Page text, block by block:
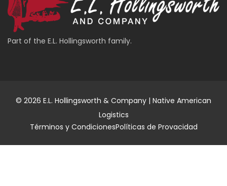
Part of the E.L. Hollingsworth family.
© 2026 E.L. Hollingsworth & Company | Native American
Logistics
Términos y CondicionesPolíticas de Provacidad